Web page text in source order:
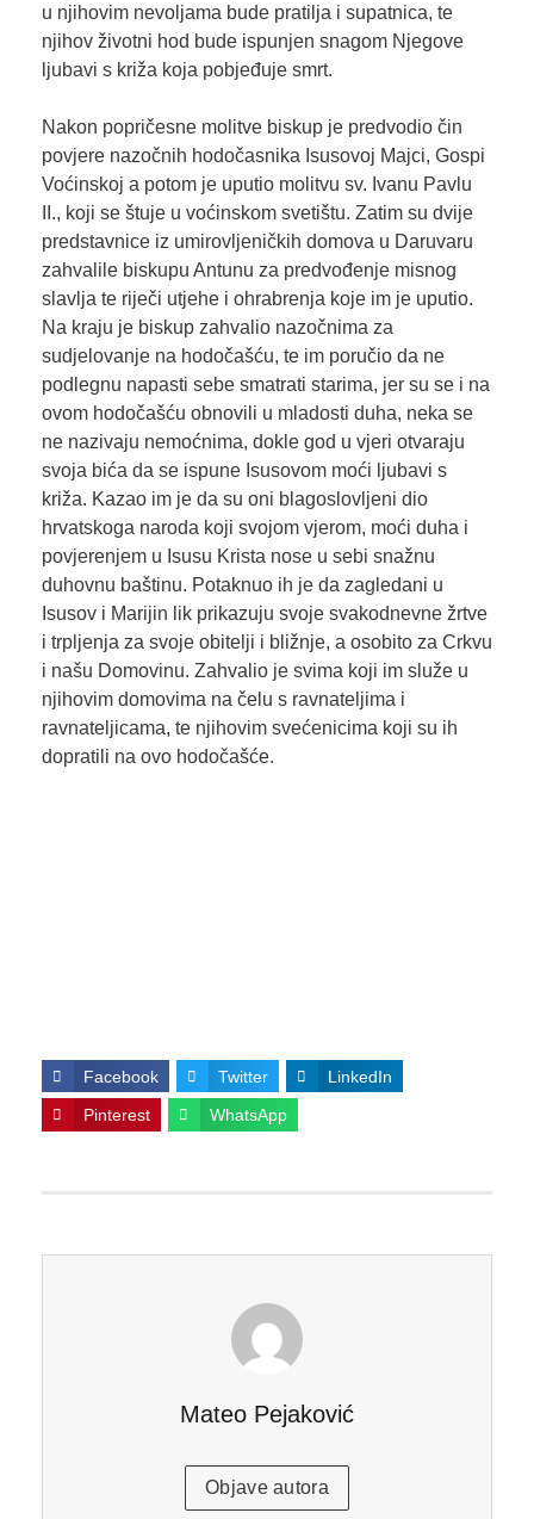
u njihovim nevoljama bude pratilja i supatnica, te
njihov životni hod bude ispunjen snagom Njegove
ljubavi s križa koja pobjeđuje smrt.
Nakon popričesne molitve biskup je predvodio čin
povjere nazočnih hodočasnika Isusovoj Majci, Gospi
Voćinskoj a potom je uputio molitvu sv. Ivanu Pavlu
II., koji se štuje u voćinskom svetištu. Zatim su dvije
predstavnice iz umirovljeničkih domova u Daruvaru
zahvalile biskupu Antunu za predvođenje misnog
slavlja te riječi utjehe i ohrabrenja koje im je uputio.
Na kraju je biskup zahvalio nazočnima za
sudjelovanje na hodočašću, te im poručio da ne
podlegnu napasti sebe smatrati starima, jer su se i na
ovom hodočašću obnovili u mladosti duha, neka se
ne nazivaju nemoćnima, dokle god u vjeri otvaraju
svoja bića da se ispune Isusovom moći ljubavi s
križa. Kazao im je da su oni blagoslovljeni dio
hrvatskoga naroda koji svojom vjerom, moći duha i
povjerenjem u Isusu Krista nose u sebi snažnu
duhovnu baštinu. Potaknuo ih je da zagledani u
Isusov i Marijin lik prikazuju svoje svakodnevne žrtve
i trpljenja za svoje obitelji i bližnje, a osobito za Crkvu
i našu Domovinu. Zahvalio je svima koji im služe u
njihovim domovima na čelu s ravnateljima i
ravnateljicama, te njihovim svećenicima koji su ih
dopratili na ovo hodočašće.
Facebook Twitter LinkedIn
Pinterest WhatsApp
Mateo Pejaković
Objave autora